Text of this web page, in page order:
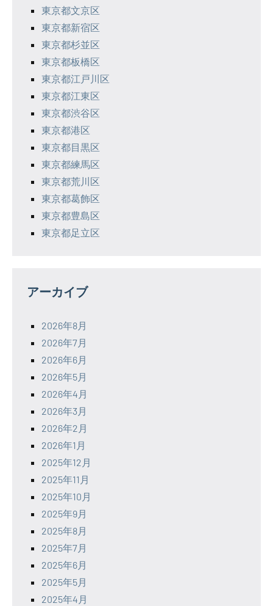
東京都文京区
東京都新宿区
東京都杉並区
東京都板橋区
東京都江戸川区
東京都江東区
東京都渋谷区
東京都港区
東京都目黒区
東京都練馬区
東京都荒川区
東京都葛飾区
東京都豊島区
東京都足立区
アーカイブ
2026年8月
2026年7月
2026年6月
2026年5月
2026年4月
2026年3月
2026年2月
2026年1月
2025年12月
2025年11月
2025年10月
2025年9月
2025年8月
2025年7月
2025年6月
2025年5月
2025年4月